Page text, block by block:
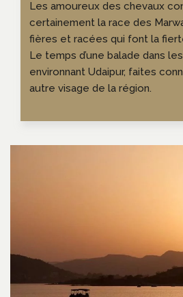
Les amoureux des chevaux
certainement la race des
fières et racées qui font la
Le temps d’une balade dans
environnant Udaipur, faites
autre visage de la région.